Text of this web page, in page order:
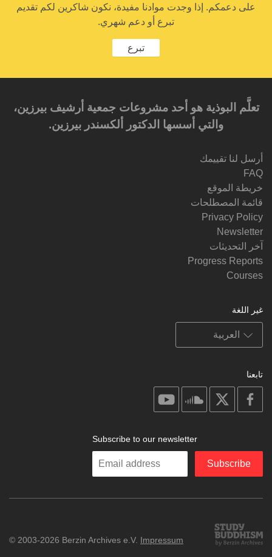
على دعمكم. إذا وجدت موادنا مفيدة، نكون شاكرين لكم تقديم
تبرع أو دعم شهري.
تبرع
تعلَّم البوذية هو أحد مشروعات جمعية أرشيف بيرزين،
والتي أسسها الدكتور ألكسندر بيرزين.‎‎
أرسل لنا تقييمك
FAQ
خريطة الموقع
قائمة المصطلحات
Privacy Policy
Newsletter
آخر التحديثات
Progress Reports
Courses
غير اللغة
تابعنا
facebook
soundcloud
Subscribe to our newsletter
Enter
Subscribe
Study
Buddhism
© 2003-2026 Berzin Archives e.V. Impressum